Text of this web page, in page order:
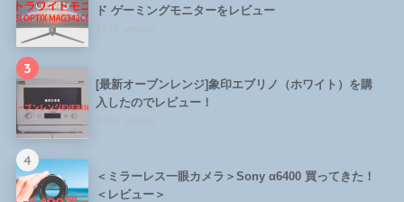
ド ゲーミングモニターをレビュー
1352 views
3
[最新オーブンレンジ]象印エブリノ（ホワイト）を購
入したのでレビュー！
1289 views
4
＜ミラーレス一眼カメラ＞Sony α6400 買ってきた！
＜レビュー＞